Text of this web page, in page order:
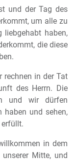
und der Tag des
um alle zu
liebgehabt haben,
die diese
rechnen in der Tat
des Herrn. Die
und wir dürfen
haben und sehen,
erfüllt.
in dem
Mitte, und